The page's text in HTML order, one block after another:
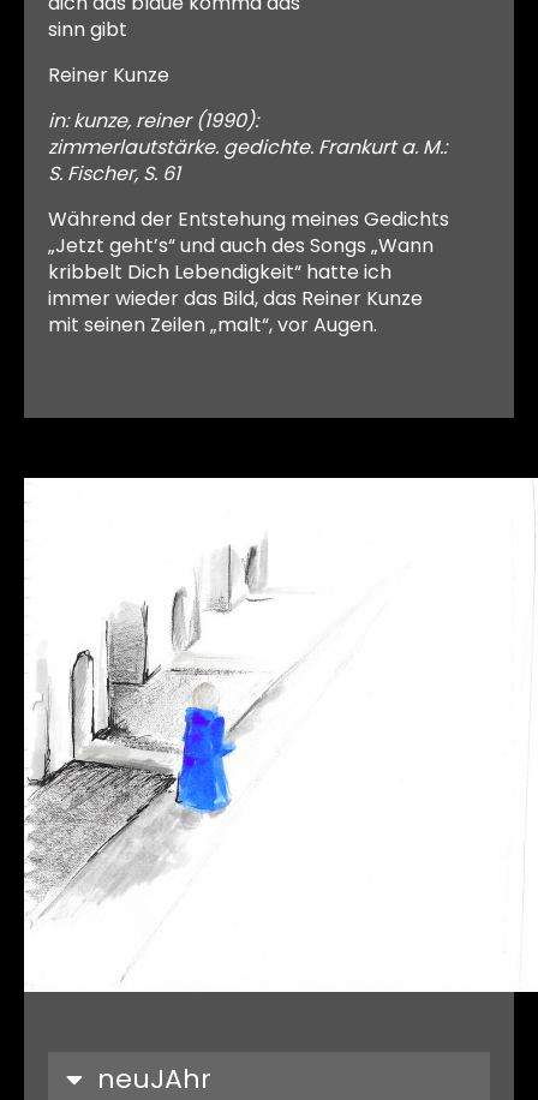
sinn gibt
Reiner Kunze
in: kunze, reiner (1990):
zimmerlautstärke. gedichte. Frankurt a. M.:
S. Fischer, S. 61
Während der Entstehung meines Gedichts
„Jetzt geht’s“ und auch des Songs „Wann
kribbelt Dich Lebendigkeit“ hatte ich
immer wieder das Bild, das Reiner Kunze
mit seinen Zeilen „malt“, vor Augen.
neuJAhr